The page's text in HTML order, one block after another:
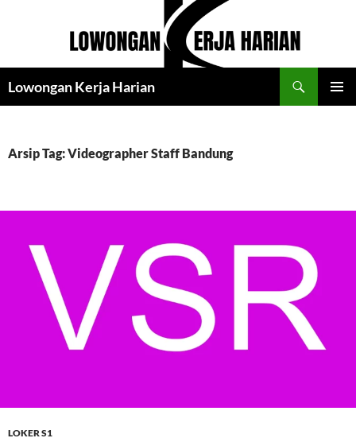
Lowongan Kerja Harian
Arsip Tag: Videographer Staff Bandung
LOKER S1